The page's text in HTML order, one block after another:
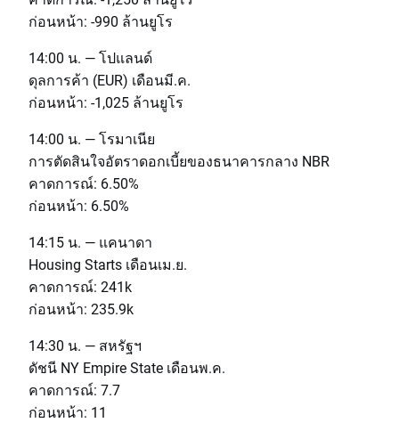
ก่อนหน้า: -990 ล้านยูโร
14:00 น. — โปแลนด์
ดุลการค้า (EUR) เดือนมี.ค.
ก่อนหน้า: -1,025 ล้านยูโร
14:00 น. — โรมาเนีย
การตัดสินใจอัตราดอกเบี้ยของธนาคารกลาง NBR
คาดการณ์: 6.50%
ก่อนหน้า: 6.50%
14:15 น. — แคนาดา
Housing Starts เดือนเม.ย.
คาดการณ์: 241k
ก่อนหน้า: 235.9k
14:30 น. — สหรัฐฯ
ดัชนี NY Empire State เดือนพ.ค.
คาดการณ์: 7.7
ก่อนหน้า: 11